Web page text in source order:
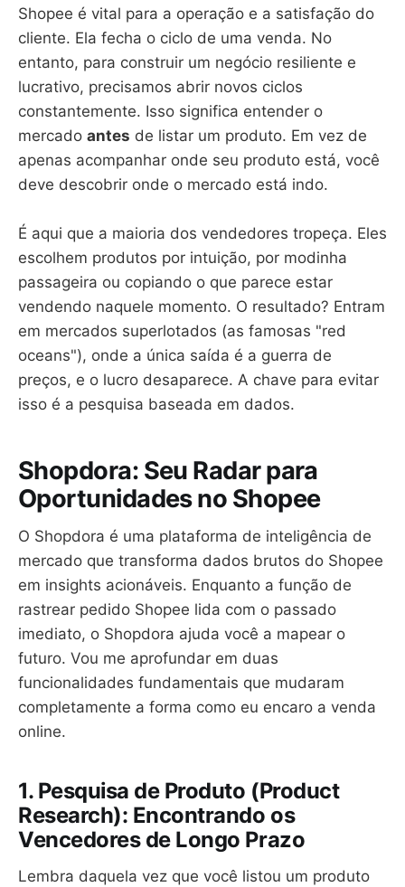
Shopee é vital para a operação e a satisfação do
cliente. Ela fecha o ciclo de uma venda. No
entanto, para construir um negócio resiliente e
lucrativo, precisamos abrir novos ciclos
constantemente. Isso significa entender o
mercado antes de listar um produto. Em vez de
apenas acompanhar onde seu produto está, você
deve descobrir onde o mercado está indo.
É aqui que a maioria dos vendedores tropeça. Eles
escolhem produtos por intuição, por modinha
passageira ou copiando o que parece estar
vendendo naquele momento. O resultado? Entram
em mercados superlotados (as famosas "red
oceans"), onde a única saída é a guerra de
preços, e o lucro desaparece. A chave para evitar
isso é a pesquisa baseada em dados.
Shopdora: Seu Radar para
Oportunidades no Shopee
O Shopdora é uma plataforma de inteligência de
mercado que transforma dados brutos do Shopee
em insights acionáveis. Enquanto a função de
rastrear pedido Shopee lida com o passado
imediato, o Shopdora ajuda você a mapear o
futuro. Vou me aprofundar em duas
funcionalidades fundamentais que mudaram
completamente a forma como eu encaro a venda
online.
1. Pesquisa de Produto (Product
Research): Encontrando os
Vencedores de Longo Prazo
Lembra daquela vez que você listou um produto